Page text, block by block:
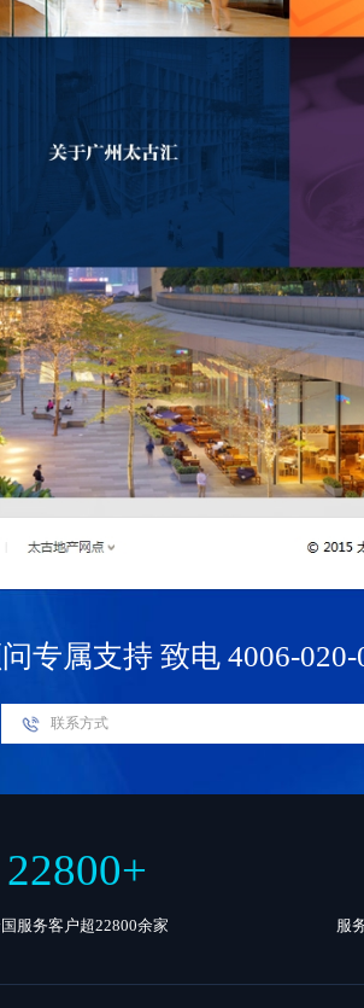
专属支持致电 4006-020-
22800+
服务客户超22800余家 服